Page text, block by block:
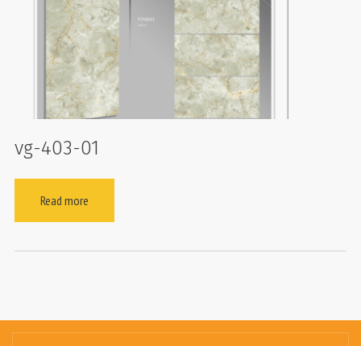
vg-403-01
Read more